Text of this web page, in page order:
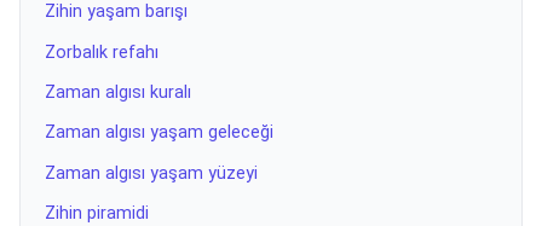
Zihin yaşam barışı
Zorbalık refahı
Zaman algısı kuralı
Zaman algısı yaşam geleceği
Zaman algısı yaşam yüzeyi
Zihin piramidi